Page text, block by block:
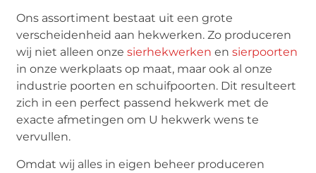
Ons assortiment bestaat uit een grote
verscheidenheid aan hekwerken. Zo produceren
wij niet alleen onzesierhekwerken ensierpoorten
in onze werkplaats op maat, maar ook al onze
industrie poorten en schuifpoorten. Dit resulteert
zich in een perfect passend hekwerk met de
exacte afmetingen om U hekwerk wens te
vervullen.
Omdat wij alles in eigen beheer produceren